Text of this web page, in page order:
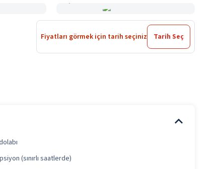
Fiyatları görmek için tarih seçiniz Tarih Seç
(sınırlı saatlerde)